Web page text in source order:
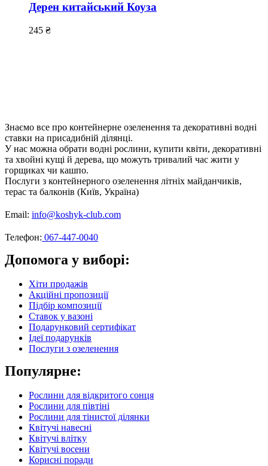
Дерен китайський Коуза
245 ₴
Знаємо все про контейнерне озеленення та декоративні водні
ставки на присадибній ділянці.
У нас можна обрати водні рослини, купити квіти, декоративні
та хвойні кущі й дерева, що можуть тривалий час жити у
горщиках чи кашпо.
Послуги з контейнерного озеленення літніх майданчиків,
терас та балконів (Київ, Україна)
Email: info@koshyk-club.com
Телефон: 067-447-0040
Допомога у виборі:
Хіти продажів
Акційні пропозиції
Підбір композиції
Ставок у вазоні
Подарунковий сертифікат
Ідеї подарунків
Послуги з озеленення
Популярне:
Рослини для відкритого сонця
Рослини для півтіні
Рослини для тінистої ділянки
Квітучі навесні
Квітучі влітку
Квітучі восени
Корисні поради